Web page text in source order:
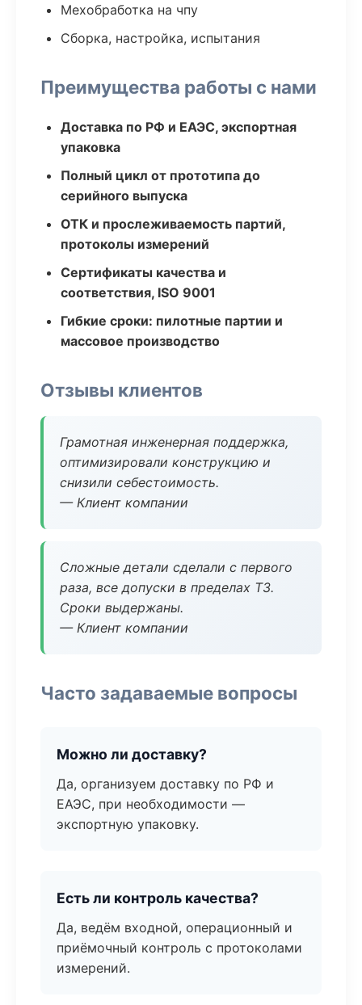
Мехобработка на чпу
Сборка, настройка, испытания
Преимущества работы с нами
Доставка по РФ и ЕАЭС, экспортная
упаковка
Полный цикл от прототипа до
серийного выпуска
ОТК и прослеживаемость партий,
протоколы измерений
Сертификаты качества и
соответствия, ISO 9001
Гибкие сроки: пилотные партии и
массовое производство
Отзывы клиентов
Грамотная инженерная поддержка,
оптимизировали конструкцию и
снизили себестоимость.
— Клиент компании
Сложные детали сделали с первого
раза, все допуски в пределах ТЗ.
Сроки выдержаны.
— Клиент компании
Часто задаваемые вопросы
Можно ли доставку?
Да, организуем доставку по РФ и
ЕАЭС, при необходимости —
экспортную упаковку.
Есть ли контроль качества?
Да, ведём входной, операционный и
приёмочный контроль с протоколами
измерений.